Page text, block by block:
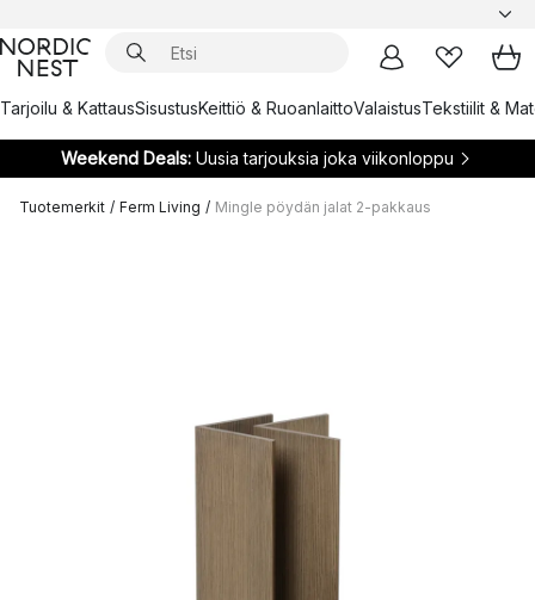
Tarjoilu & KattausSisustusKeittiö & RuoanlaittoValaistusTekstiilit &
Weekend Deals:Uusia tarjouksia joka viikonloppu
Tuotemerkit / Ferm Living / Mingle pöydän jalat 2-pakkaus